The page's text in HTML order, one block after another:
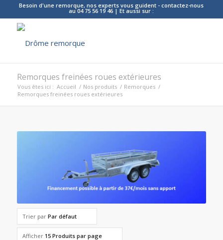
Besoin d'une remorque, nos experts vous guident - contactez-nous
au 04 75 56 19 46 | Et aussi sur :
Remorques freinées roues extérieures
Vous êtes ici : Accueil / Nos produits / Remorques /
Remorques freinées roues extérieures
Trier par Par défaut
Afficher 15 Produits par page